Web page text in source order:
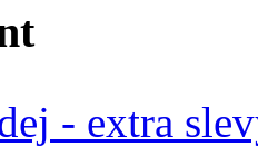
- extra